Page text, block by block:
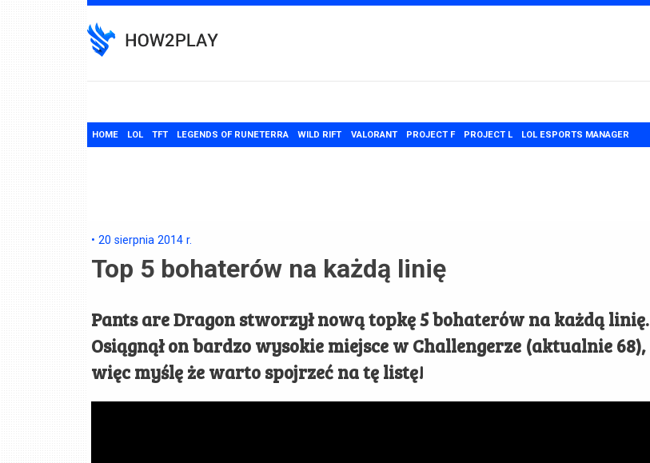
to
content
HOME LOL TFT LEGENDS OF RUNETERRA WILD RIFT VALORANT PROJECT F PROJECT L LOL ESPORTS MANAGER
• 20 sierpnia 2014 r.
Top 5 bohaterów na każdą linię
Pants are Dragon stworzył nową topkę 5 bohaterów na każdą linię.
Osiągnął on bardzo wysokie miejsce w Challengerze (aktualnie 68),
więc myślę że warto spojrzeć na tę listę!